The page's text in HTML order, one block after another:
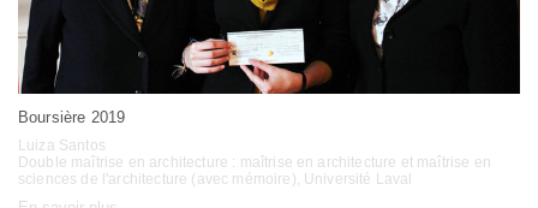
Boursière 2019
Luiza Santos
Double maîtrise en architecture : maîtrise en architecture et maîtrise en
sciences de l'architecture (avec mémoire), Université Laval